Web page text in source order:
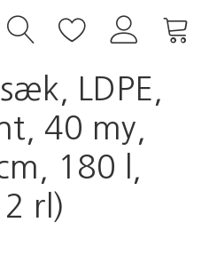
LDPE,
40 my,
180 l,
rl)